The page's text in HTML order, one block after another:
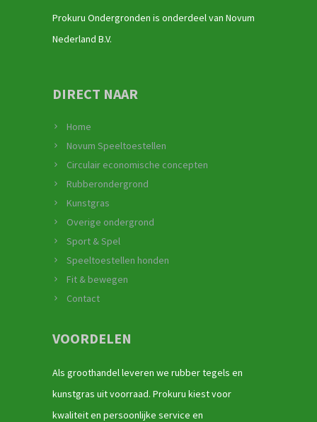
Prokuru Ondergronden is onderdeel van Novum
Nederland B.V.
DIRECT NAAR
Home
Novum Speeltoestellen
Circulair economische concepten
Rubberondergrond
Kunstgras
Overige ondergrond
Sport & Spel
Speeltoestellen honden
Fit & bewegen
Contact
VOORDELEN
Als groothandel leveren we rubber tegels en
kunstgras uit voorraad. Prokuru kiest voor
kwaliteit en persoonlijke service en